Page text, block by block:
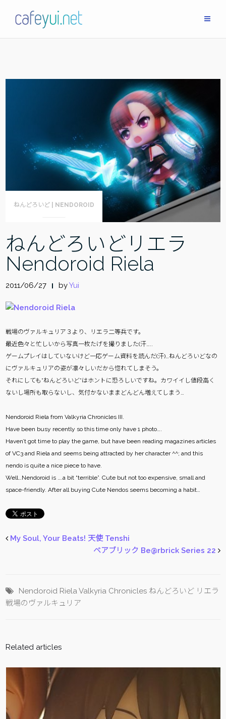
ねんどろいど | NENDOROID
ねんどろいどリエラ
Nendoroid Riela
2011/06/27 byYui
戦場のヴァルキュリア３より、リエラ二等兵です。
最近色々と忙しいから写真一枚たげを撮りました(汗…..
ゲームプレイはしていないけど一応ゲーム資料を読んだ(汗)…ねんどろいどなの
にヴァルキュリアの姿が凛々しいだから惚れてしまそう。
それにしても”ねんどろいど”はホントに恐ろしいですね。カワイイし値段高く
ないし場所も取らないし、気付かないままどんどん増えてしまう…
Nendoroid Riela from Valkyria Chronicles III.
Have been busy recently so this time only have 1 photo….
Haven’t got time to play the game, but have been reading magazines articles
of VC3 and Riela and seems being attracted by her character ^^; and this
nendo is quite a nice piece to have.
Well…Nendoroid is ….a bit “terrible”. Cute but not too expensive, small and
space-friendly. After all buying Cute Nendos seems becoming a habit…
My Soul, Your Beats! 天使 Tenshi
ベアブリック Be@rbrick Series 22
Nendoroid RielaValkyria Chronicles ねんどろいど リエラ
戦場のヴァルキュリア
Related articles